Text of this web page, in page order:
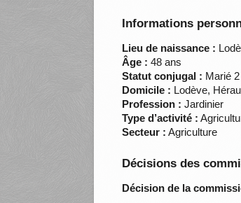
Informations
Lieu de naissance :
Âge : 48 ans
Statut conjugal : Marié
Domicile : Lodève,
Profession : Jardinier
Type d’activité :
Secteur : Agriculture
Décisions des
Décision de la